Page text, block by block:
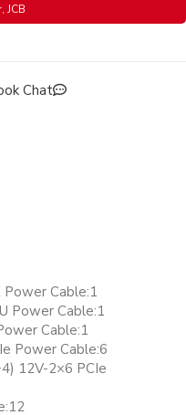
JCB
Chat
Cable:1
Power Cable:1
Cable:1
Power Cable:6
12V-2×6 PCIe